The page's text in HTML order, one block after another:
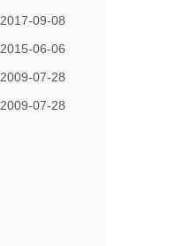
2017-09-08
2015-06-06
2009-07-28
2009-07-28